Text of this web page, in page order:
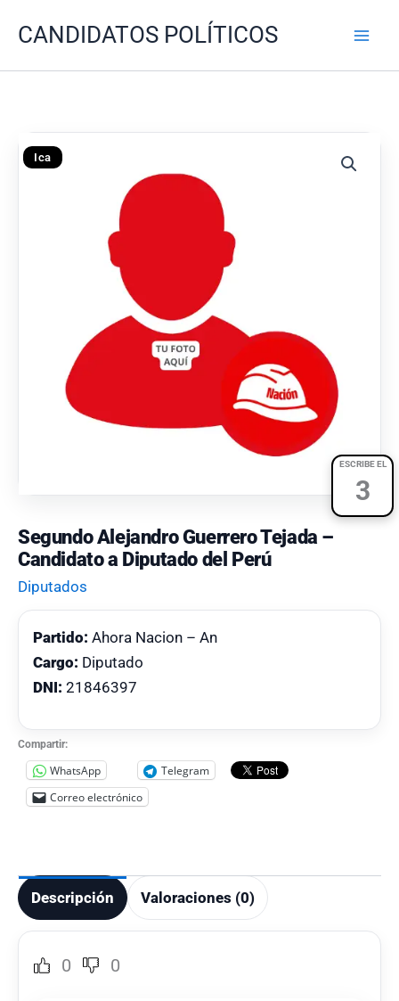
CANDIDATOS POLÍTICOS
ESCRIBE EL
3
Ica
Segundo Alejandro Guerrero Tejada –
Candidato a Diputado del Perú
Diputados
Partido: Ahora Nacion – An
Cargo: Diputado
DNI: 21846397
Compartir:
WhatsApp
Telegram
Correo electrónico
Descripción Valoraciones (0)
0 0